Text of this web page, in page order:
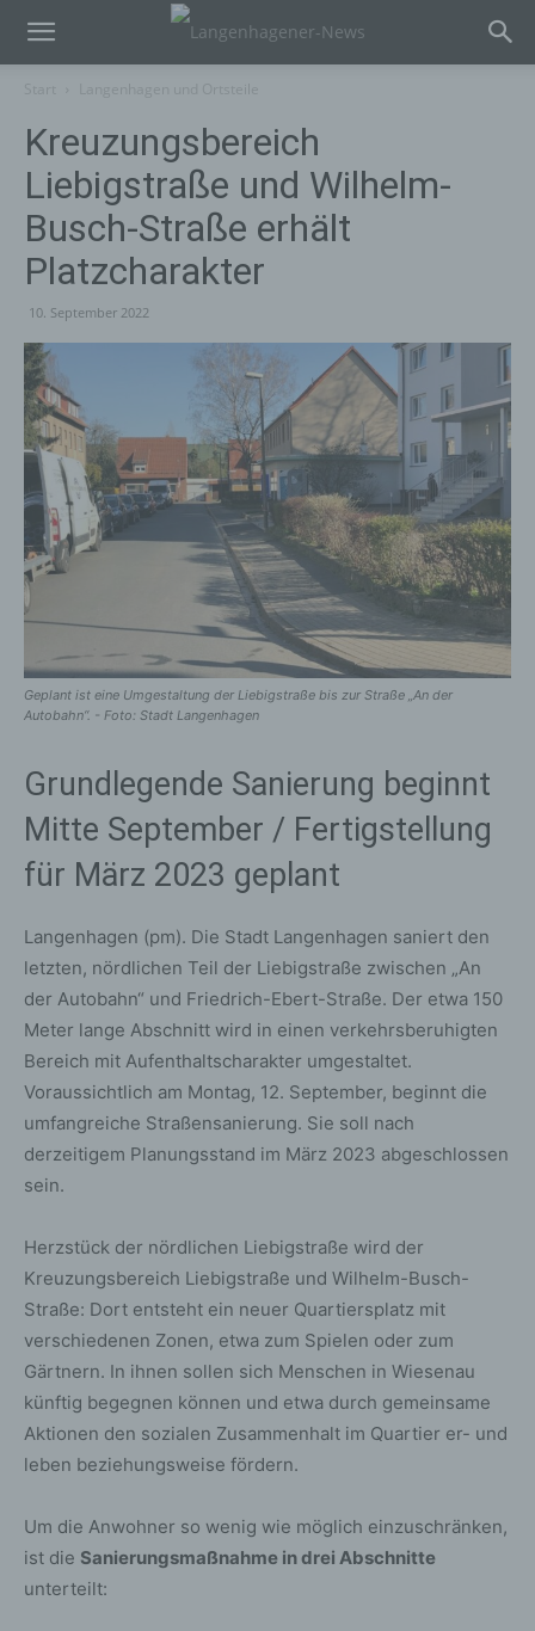
Kreuzungsbereich
Liebigstraße und Wilhelm-
Busch-Straße erhält
Platzcharakter
10. September 2022
Geplant ist eine Umgestaltung der Liebigstraße bis zur Straße „An der
Autobahn“. - Foto: Stadt Langenhagen
Grundlegende Sanierung beginnt
Mitte September / Fertigstellung
für März 2023 geplant
Langenhagen (pm). Die Stadt Langenhagen saniert den
letzten, nördlichen Teil der Liebigstraße zwischen „An
der Autobahn“ und Friedrich-Ebert-Straße. Der etwa 150
Meter lange Abschnitt wird in einen verkehrsberuhigten
Bereich mit Aufenthaltscharakter umgestaltet.
Voraussichtlich am Montag, 12. September, beginnt die
umfangreiche Straßensanierung. Sie soll nach
derzeitigem Planungsstand im März 2023 abgeschlossen
sein.
Herzstück der nördlichen Liebigstraße wird der
Kreuzungsbereich Liebigstraße und Wilhelm-Busch-
Straße: Dort entsteht ein neuer Quartiersplatz mit
verschiedenen Zonen, etwa zum Spielen oder zum
Gärtnern. In ihnen sollen sich Menschen in Wiesenau
künftig begegnen können und etwa durch gemeinsame
Aktionen den sozialen Zusammenhalt im Quartier er- und
leben beziehungsweise fördern.
Um die Anwohner so wenig wie möglich einzuschränken,
ist die Sanierungsmaßnahme in drei Abschnitte
unterteilt: